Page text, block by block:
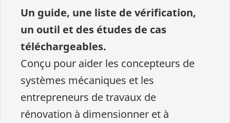
Un guide, une liste de vérification,
un outil et des études de cas
téléchargeables.
Conçu pour aider les concepteurs de
systèmes mécaniques et les
entrepreneurs de travaux de
rénovation à dimensionner et à